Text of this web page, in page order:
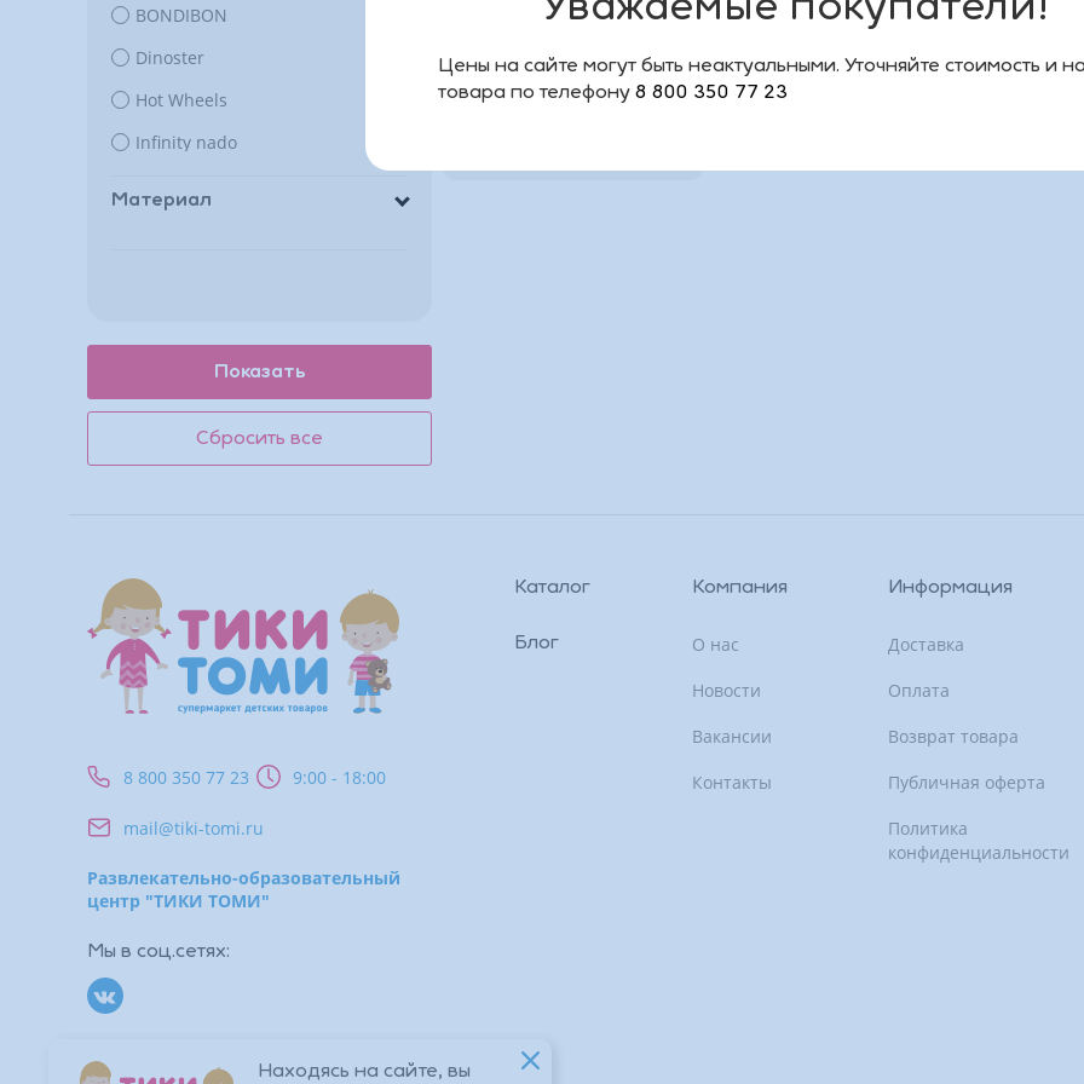
BONDIBON
Dinoster
Hot Wheels
Infinity nado
Наша игрушка
1
Материал
0
1 971 ₽
Находясь на сайте, вы
8 800 350 77 23 9:00 - 18:00
mail@tiki-tomi.ru
Развлекательно-образовательный
центр "ТИКИ ТОМИ"
Мы в соц.сетях:
Каталог
Блог
Компания
О нас
Новости
Вакансии
Контакты
Информация
Доставка
Оплата
Возврат товара
Публичная оферта
Политика
конфиденциальности
Уважаемые покупатели!
Цены на сайте могут быть неактуальными. Уточняйте стоимость и
товара по телефону 8 800 350 77 23